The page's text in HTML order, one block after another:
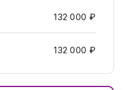
132 000 ₽
132 000 ₽